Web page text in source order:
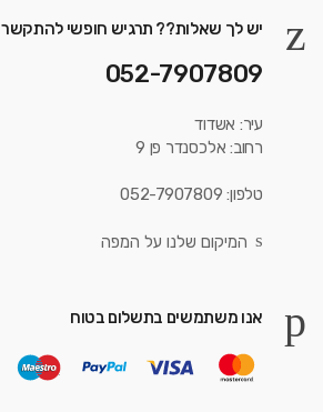
יש לך שאלות?? תרגיש חופשי להתקשר
052-7907809
עיר: אשדוד
רחוב: אלכסנדר פן 9
טלפון: 052-7907809
המיקום שלנו על המפה
אנו משתמשים בתשלום בטוח